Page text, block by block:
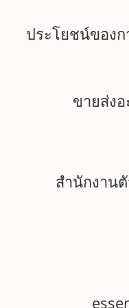
ประโยชน์ของ
ขายส่ง
สำนักงาน